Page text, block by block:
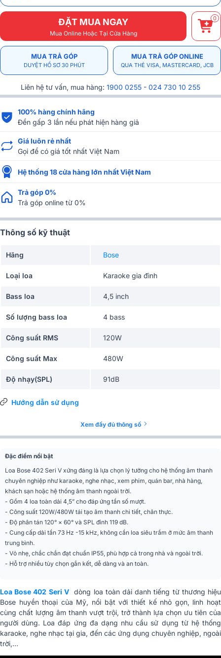
ĐẶT MUA NGAY
Mua Online Hoặc Tại Cửa Hàng
0
MUA TRẢ GÓP
DUYỆT HỒ SƠ 30 PHÚT
MUA TRẢ GÓP ONLINE
QUA THẺ VISA, MASTERCARD, JCB
Liên hệ tư vấn, mua hàng: 1900 0255 - 024 730 10 255
100% hàng chính hãng
Đền gấp 3 lần nếu phát hiện hàng giả
Giá luôn rẻ nhất
Gọi để có giá tốt nhất Việt Nam
Hệ thống 18 cửa hàng lớn nhất Việt Nam
Trả góp 0%
Trả góp online từ 0%
Thông số kỹ thuật
Hãng Bose
Loại loa Karaoke gia đình
Bass loa 4,5 inch
Số lượng bass loa 4 bass
Công suất RMS 120W
Công suất Max 480W
Độ nhạy(SPL) 91dB
Trở kháng
120° x 60°
Màu sắc
Tiêu chuẩn IP55
Vật liệu bao vây HDPE gia cường khoáng chất
Lưới tản nhiệt
Thép, hoàn thiện bằng sơn tĩnh
điện
Hệ thống treo/Lắp đặt
(7) Chèn ren M8 (4 mặt sau, 1 mặt
dưới, 2 mặt trên)
Dải tần số (-10 dB)
73 Hz – 15.000 Hz
Kích thước (RxCxS) 205 x 591 x 202mm
Trọng lượng tịnh 6,9 kg
Trọng lượng vận
Hướng dẫn sử dụng
Xem đầy đủ thông số
Đặc điểm nổi bật
Loa Bose 402 Seri V xứng đáng là lựa chọn lý tưởng cho hệ thống âm thanh
chuyên nghiệp như karaoke, nghe nhạc, xem phim, quán bar, nhà hàng,
khách sạn hoặc hệ thống âm thanh ngoài trời.
- Gồm 4 loa toàn dải 4,5” cho đáp ứng tần số mượt.
- Công suất 120W/480W tái tạo âm thanh chi tiết, chân thực.
- Độ phân tán 120° × 60° và SPL đỉnh 119 dB.
- Cung cấp dải tần 73 Hz -15 kHz, không cần loa siêu trầm ở mức âm thanh
trung bình.
- Vỏ nhẹ, chắc chắn đạt chuẩn IP55, phù hợp cả trong nhà và ngoài trời.
- Hỗ trợ nhiều tùy chọn gắn kết, dễ dàng và an toàn.
Loa Bose 402 Seri Vdòng loa toàn dải danh tiếng từ thương hiệu
Bose huyền thoại của Mỹ, nổi bật với thiết kế nhỏ gọn, linh hoạt
cùng chất lượng âm thanh vượt trội, trở thành lựa chọn ưu tiên của
người dùng. Loa đáp ứng đa dạng nhu cầu sử dụng từ hệ thống
karaoke, nghe nhạc tại gia, đến các ứng dụng chuyên nghiệp, ngoài
trời,…